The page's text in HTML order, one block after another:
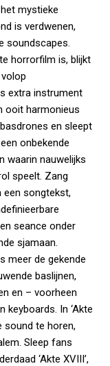
mystieke
is verdwenen,
soundscapes.
horrorfilm is, blijkt
extra instrument
ooit harmonieus
en sleept
onbekende
waarin nauwelijks
speelt. Zang
een songtekst,
seance onder
sjamaan.
meer de gekende
baslijnen,
en – voorheen
keyboards. In ‘Akte
sound te horen,
Sleep fans
‘Akte XVIII’,